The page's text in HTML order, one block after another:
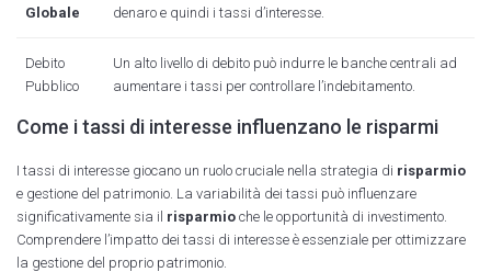
Globale
denaro e quindi i tassi d’interesse.
Debito
Pubblico
Un alto livello di debito può indurre le banche centrali ad
aumentare i tassi per controllare l’indebitamento.
Come i tassi di interesse influenzano le risparmi
I tassi di interesse giocano un ruolo cruciale nella strategia di risparmio
e gestione del patrimonio. La variabilità dei tassi può influenzare
significativamente sia il risparmio che le opportunità di investimento.
Comprendere l’impatto dei tassi di interesse è essenziale per ottimizzare
la gestione del proprio patrimonio.